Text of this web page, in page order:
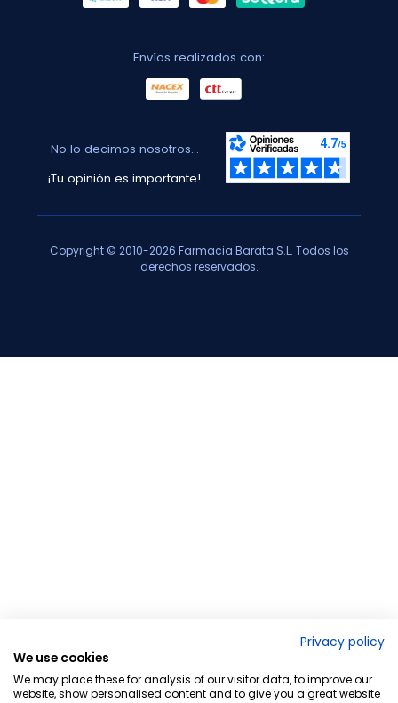
Envíos realizados con:
No lo decimos nosotros...
¡Tu opinión es importante!
Copyright © 2010-2026 Farmacia Barata S.L. Todos los
derechos reservados.
Privacy policy
We use cookies
We may place these for analysis of our visitor data, to improve our
website, show personalised content and to give you a great website